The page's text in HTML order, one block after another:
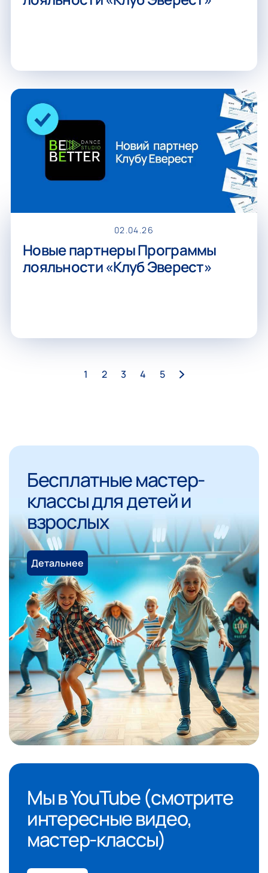
02.04.26
Новые партнеры Программы
лояльности «Клуб Эверест»
1 2 3 4 5
Бесплатные мастер-
классы для детей и
взрослых
Детальнее
Мы в YouTube (смотрите
интересные видео,
мастер-классы)